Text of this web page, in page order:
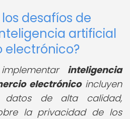
desafíos de
artificial
electrónico?
inteligencia
electrónicoincluyen
de alta calidad,
la privacidad de los